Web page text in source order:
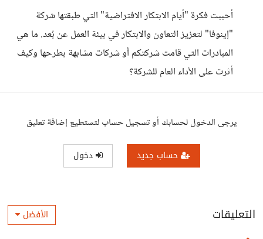
أحببت فكرة "أيام الابتكار الافتراضية" التي طبقتها شركة
"إينوفا" لتعزيز التعاون والابتكار في بيئة العمل عن بُعد. ما هي
المبادرات التي قامت شركتكم أو شركات مشابهة بطرحها وكيف
أثرت على الأداء العام للشركة؟
يرجى الدخول لحسابك أو تسجيل حساب لتستطيع إضافة تعليق
حساب جديد دخول
التعليقات الأفضل